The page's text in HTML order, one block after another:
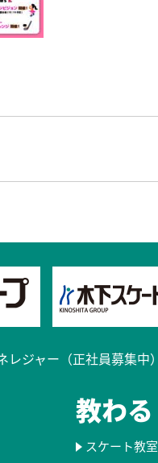
ジャー（正社員募集中）​
教わる
スケート教室